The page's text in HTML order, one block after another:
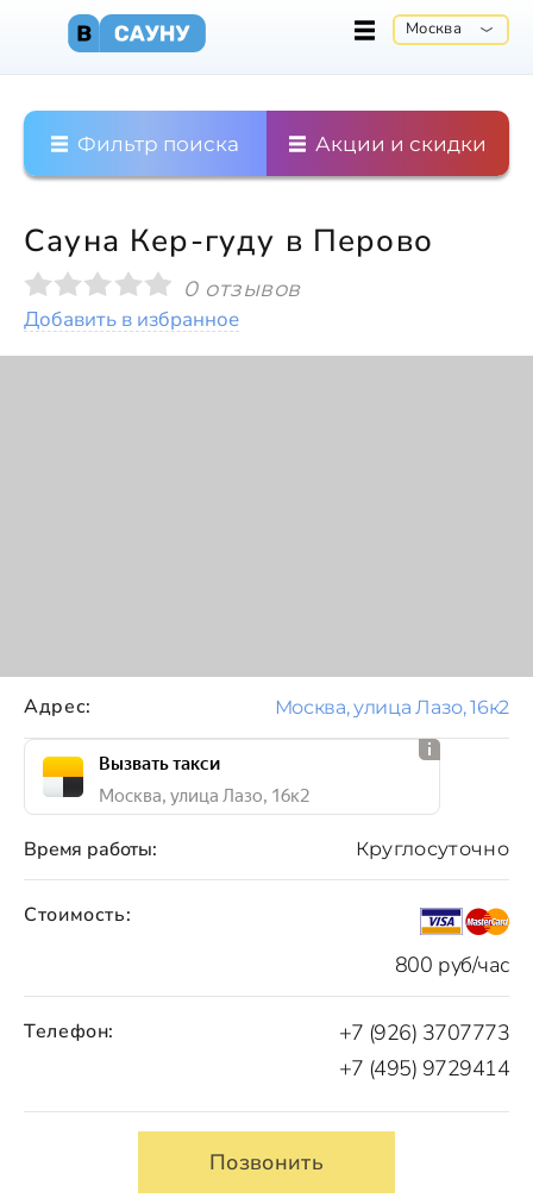
Москва
Фильтр поиска Акции и скидки
Сауна Кер-гуду в Перово
0 отзывов
Добавить в избранное
Стоимость:
800 руб/час
Время работы: Круглосуточно
Телефон:
+7 (926) 3707773
+7 (495) 9729414
Позвонить
Адрес: Москва, улица Лазо, 16к2
Вызвать такси
Москва, улица Лазо, 16к2